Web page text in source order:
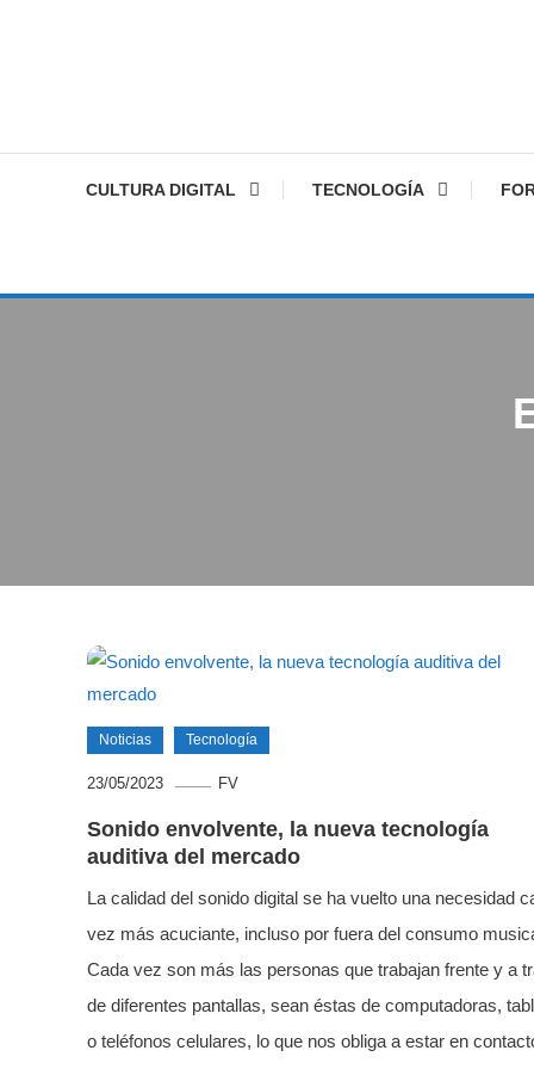
CULTURA DIGITAL TECNOLOGÍA
Noticias Tecnología
23/05/2023 FV
Sonido envolvente, la nueva tecnología
auditiva del mercado
La calidad del sonido digital se ha vuelto una necesidad
vez más acuciante, incluso por fuera del consumo
Cada vez son más las personas que trabajan frente y a
de diferentes pantallas, sean éstas de computadoras,
o teléfonos celulares, lo que nos obliga a estar en